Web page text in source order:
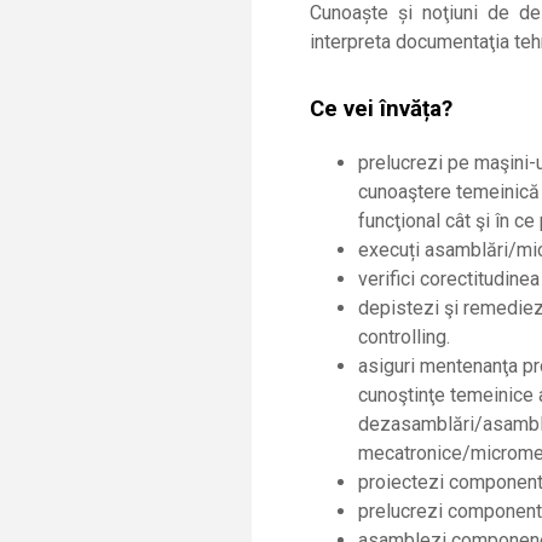
Cunoaşte şi noţiuni de
interpreta documentaţia
Ce vei învăța?
prelucrezi pe
cunoaştere
funcţional cât şi în
execuți asamblări/
verifici
depistezi şi
controlling.
asiguri mentenanţa
cunoştinţe temeinice
dezasamblări/
mecatronice/
proiectezi
prelucrezi